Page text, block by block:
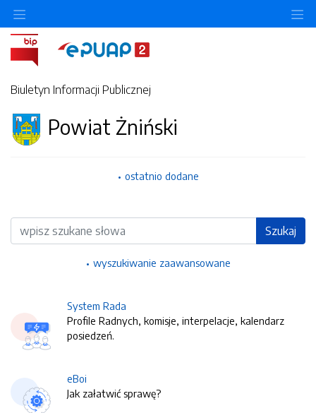
Biuletyn Informacji Publicznej
Powiat Żniński
ostatnio dodane
Wyszukiwarka Szukaj
wyszukiwanie zaawansowane
System Rada
Profile Radnych, komisje, interpelacje, kalendarz
posiedzeń.
eBoi
Jak załatwić sprawę?